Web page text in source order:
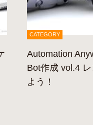
CATEGORY
Automation
Bot作成 vol.4
よう！